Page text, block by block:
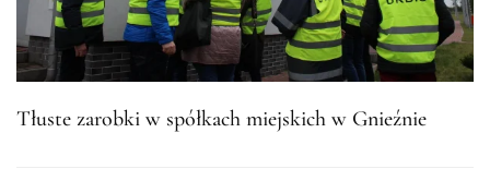
Tłuste zarobki w spółkach miejskich w Gnieźnie